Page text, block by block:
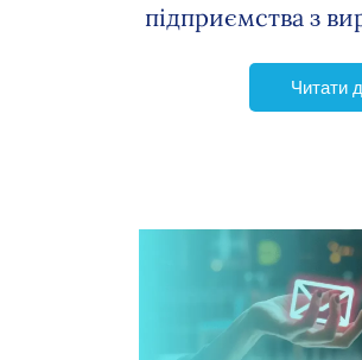
підприємства з
Читати